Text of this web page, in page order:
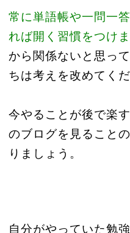
常に単語帳や一問一
れば開く習慣をつけま
から関係ないと思っ
ちは考えを改めてくだ
今やることが後で楽
のブログを見ること
りましょう。
自分がやっていた勉